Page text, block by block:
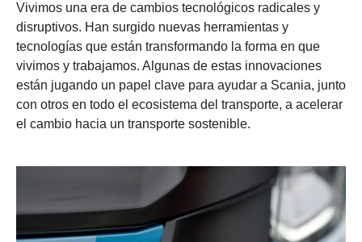
Vivimos una era de cambios tecnológicos radicales y
disruptivos. Han surgido nuevas herramientas y
tecnologías que están transformando la forma en que
vivimos y trabajamos. Algunas de estas innovaciones
están jugando un papel clave para ayudar a Scania, junto
con otros en todo el ecosistema del transporte, a acelerar
el cambio hacia un transporte sostenible.